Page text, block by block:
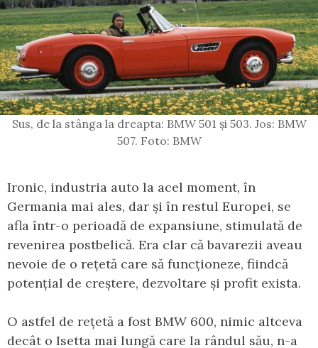
Sus, de la stânga la dreapta: BMW 501 și 503. Jos: BMW
507. Foto: BMW
Ironic, industria auto la acel moment, în
Germania mai ales, dar și în restul Europei, se
afla într-o perioadă de expansiune, stimulată de
revenirea postbelică. Era clar că bavarezii aveau
nevoie de o rețetă care să funcționeze, fiindcă
potențial de creștere, dezvoltare și profit exista.
O astfel de rețetă a fost BMW 600, nimic altceva
decât o Isetta mai lungă care la rândul său, n-a